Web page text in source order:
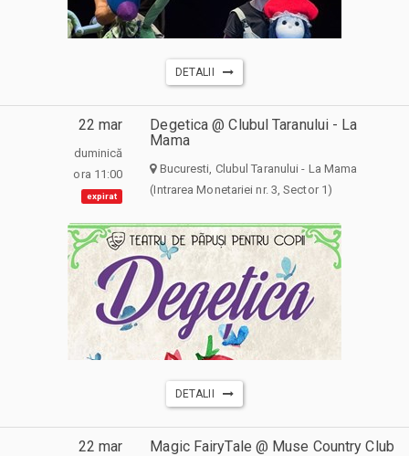
DETALII
22 mar
duminică
ora 11:00
expirat
Degetica @ Clubul Taranului - La
Mama
Bucuresti, Clubul Taranului - La Mama
(Intrarea Monetariei nr. 3, Sector 1)
DETALII
22 mar Magic FairyTale @ Muse Country Club